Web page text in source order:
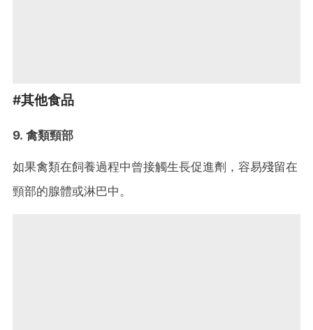
#其他食品
9. 禽類頸部
如果禽類在飼養過程中曾接觸生長促進劑，容易殘留在
頸部的腺體或淋巴中。